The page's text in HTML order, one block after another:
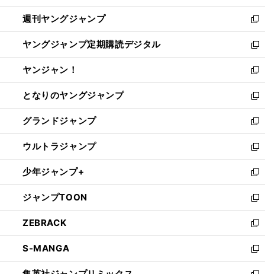
開
く
ウ
で
開
く
ン
ド
ウ
で
開
く
ウ
ィ
ン
ド
ウ
で
開
く
週刊ヤングジャンプ
新
し
い
ウ
ィ
ン
ド
ウ
で
開
く
ヤングジャンプ定期購読デジタル
新
し
い
ウ
ィ
ン
ド
ウ
で
開
く
ヤンジャン！
新
し
い
ウ
ィ
ン
ド
ウ
で
開
く
となりのヤングジャンプ
新
し
い
ウ
ィ
ン
ド
ウ
で
開
く
グランドジャンプ
新
し
い
ウ
ィ
ン
ド
ウ
で
開
く
ウルトラジャンプ
新
し
い
ウ
ィ
ン
ド
ウ
で
開
少年ジャンプ+
新
し
い
ウ
ィ
ン
ド
ウ
ジャンプTOON
新
し
い
ウ
ィ
ン
ZEBRACK
新
し
い
ウ
S-MANGA
新
し